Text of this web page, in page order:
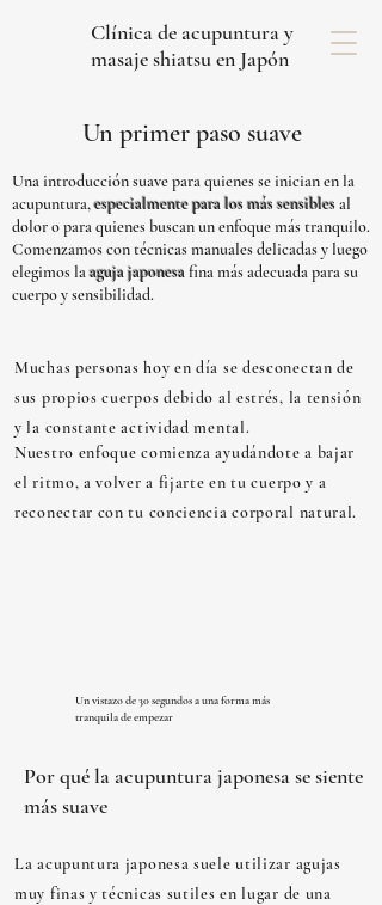
Clínica de acupuntura y
masaje shiatsu en Japón
Un primer paso suave
Una introducción suave para quienes se inician en la
acupuntura,especialmente para los más sensiblesal
dolor o para quienes buscan un enfoque más tranquilo.
Comenzamos con técnicas manuales delicadas y luego
elegimos laaguja japonesafina más adecuada para su
cuerpo y sensibilidad.
Muchas personas hoy en día se desconectan de
sus propios cuerpos debido al estrés, la tensión
y la constante actividad mental.
Nuestro enfoque comienza ayudándote a bajar
el ritmo, a volver a fijarte en tu cuerpo y a
reconectar con tu conciencia corporal natural.
Un vistazo de 30 segundos a una forma más
tranquila de empezar
Por qué la acupuntura japonesa se siente
más suave
La acupuntura japonesa suele utilizar agujas
muy finas y técnicas sutiles en lugar de una